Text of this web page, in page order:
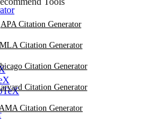
APA Citation Generator
MLA Citation Generator
Citation Generator
Citation Generator
Citation Generator